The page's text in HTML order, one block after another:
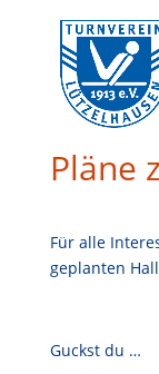
Pläne
Für alle
geplanten
Guckst du …